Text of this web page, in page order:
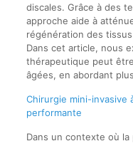
discales. Grâce à des
approche aide à
régénération des
Dans cet article, nous
thérapeutique peut
âgées, en abordant
Chirurgie mini-invasive
performante
Dans un contexte où